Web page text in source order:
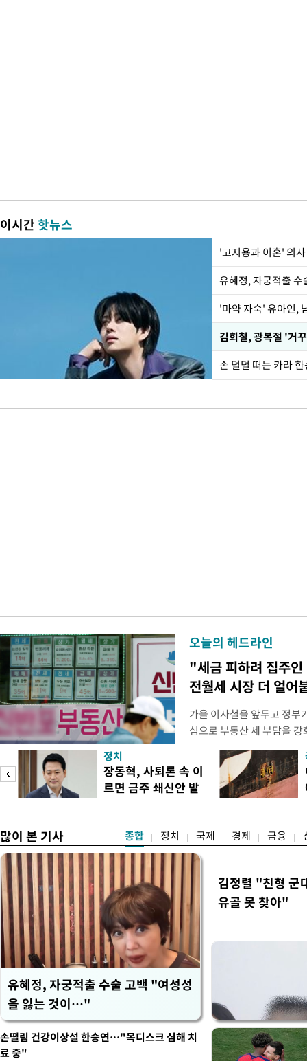
이시간핫뉴스
'고지용과 이혼' 의
유혜정, 자궁적출
'마약 자숙' 유아인,
손 덜덜 떠는 카라
오늘의 헤드라인
"세금 피하려 집주인
전월세 시장 더 얼어
가을 이사철을 앞두고 정부
심으로 부동산 세 부담을
역 임차인들의 불안감이
이기 위해 보유 주택에 직
집을 비워줘야 하는 상황이
정부가 공급대책을 발표하
정치
장동혁, 사퇴론 속 이
르면 금주 쇄신안 발
많이 본 기사 종합 정치 국제 경제 금융
유혜정, 자궁적출 수술 고백 "여성성
을 잃는 것이…"
김정렬 "친형 군
유골 못 찾아"
손떨림 건강이상설 한승연…"목디스크 심해 치
료 중"